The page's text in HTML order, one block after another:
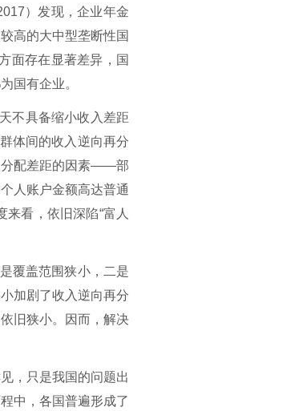
）发现，企业年金
高的大中型垄断性国
面存在显著差异，国
国有企业。
不具备缩小收入差距
体间的收入逆向再分
配差距的因素——部
人账户金额高达普通
来看，依旧深陷“富人
覆盖范围狭小， 二是
加剧了收入逆向再分
旧狭小。因而，解决
，只是我国的问题出
中，各国普遍形成了